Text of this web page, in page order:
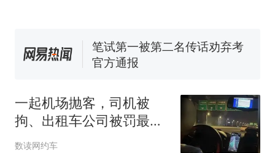
来源：参考消息）
笔试第一被第二名传话劝弃考
官方通报
试前13名均遭淘汰？教育局：
已叫停招聘，成立调查组全面
核查
享界G9车型预售价公布：
43.98万起
那个在床头放菜刀的女孩，
一起机场抛客，司机被
拘、出租车公司被罚最高
20万
数读网约车